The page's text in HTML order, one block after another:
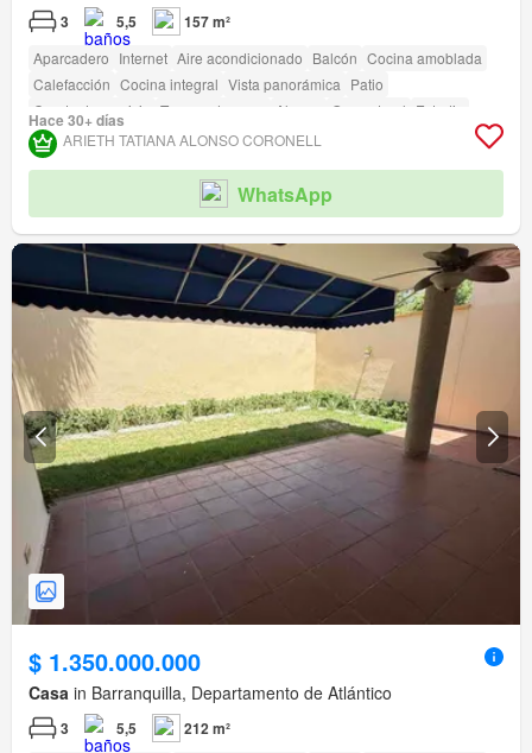
3 5,5 157 m²
Aparcadero Internet Aire acondicionado Balcón Cocina amoblada
Calefacción Cocina integral Vista panorámica Patio
Cuarto de servicio
Tanque de agua Alarma Gas natural Estudio
Agua Electricidad Depósito Terraza Permite mascotas
Permite niños
Caseta de vigilancia
Acceso para personas con discapacidad
Hace 30+ días
ARIETH TATIANA ALONSO CORONELL
WhatsApp
$ 1.350.000.000
Casa in Barranquilla, Departamento de Atlántico
3 5,5 212 m²